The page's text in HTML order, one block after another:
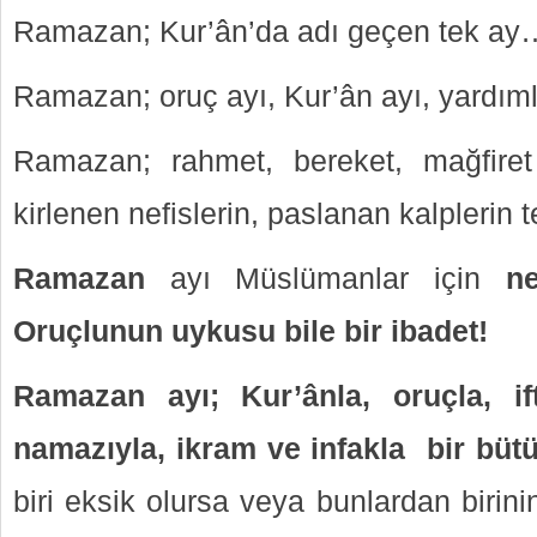
Ramazan; Kur’ân’da adı geçen tek
Ramazan; oruç ayı, Kur’ân ayı,
Ramazan; rahmet, bereket,
kirlenen nefislerin, paslanan kalplerin
Ramazan ayı Müslümanlar için
Oruçlunun uykusu bile bir ibadet!
Ramazan ayı; Kur’ânla, oruçla,
namazıyla, ikram ve infakla bir
biri eksik olursa veya bunlardan